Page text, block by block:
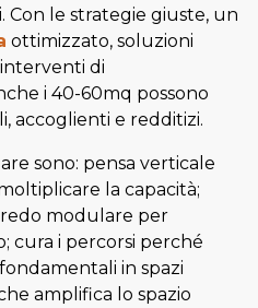
Con le strategie giuste, un
ottimizzato, soluzioni
di
i 40-60mq possono
accoglienti e redditizi.
sono: pensa verticale
la capacità;
modulare per
cura i percorsi perché
in spazi
amplifica lo spazio